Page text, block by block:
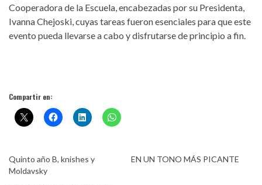
Cooperadora de la Escuela, encabezadas por su Presidenta,
Ivanna Chejoski, cuyas tareas fueron esenciales para que este
evento pueda llevarse a cabo y disfrutarse de principio a fin.
Compartir en:
Quinto año B, knishes y
Moldavsky
EN UN TONO MÁS PICANTE